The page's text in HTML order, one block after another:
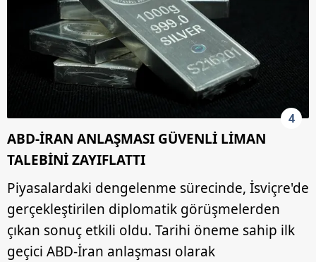
4
ABD-İRAN ANLAŞMASI GÜVENLİ LİMAN
TALEBİNİ ZAYIFLATTI
Piyasalardaki dengelenme sürecinde, İsviçre'de
gerçekleştirilen diplomatik görüşmelerden
çıkan sonuç etkili oldu. Tarihi öneme sahip ilk
geçici ABD-İran anlaşması olarak